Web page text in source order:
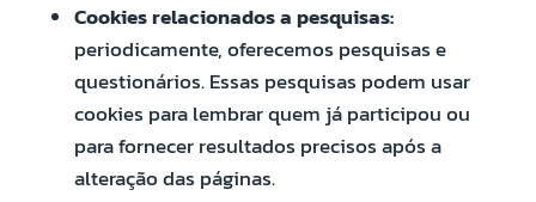
Cookies relacionados a pesquisas:
periodicamente, oferecemos pesquisas e
questionários. Essas pesquisas podem usar
cookies para lembrar quem já participou ou
para fornecer resultados precisos após a
alteração das páginas.